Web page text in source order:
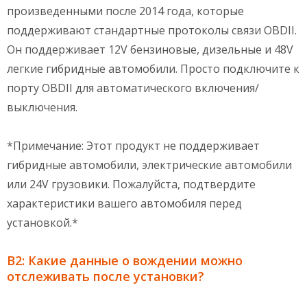
произведенными после 2014 года, которые
поддерживают стандартные протоколы связи OBDII.
Он поддерживает 12V бензиновые, дизельные и 48V
легкие гибридные автомобили. Просто подключите к
порту OBDII для автоматического включения/
выключения.
*Примечание: Этот продукт не поддерживает
гибридные автомобили, электрические автомобили
или 24V грузовики. Пожалуйста, подтвердите
характеристики вашего автомобиля перед
установкой.*
В2: Какие данные о вождении можно
отслеживать после установки?